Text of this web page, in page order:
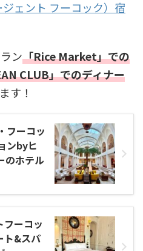
ェント フーコック）宿
ン「Rice Market」での
CLUB」でのディナー
す！
フーコッ
ンbyヒ
のホテル
フーコッ
ト&スパ